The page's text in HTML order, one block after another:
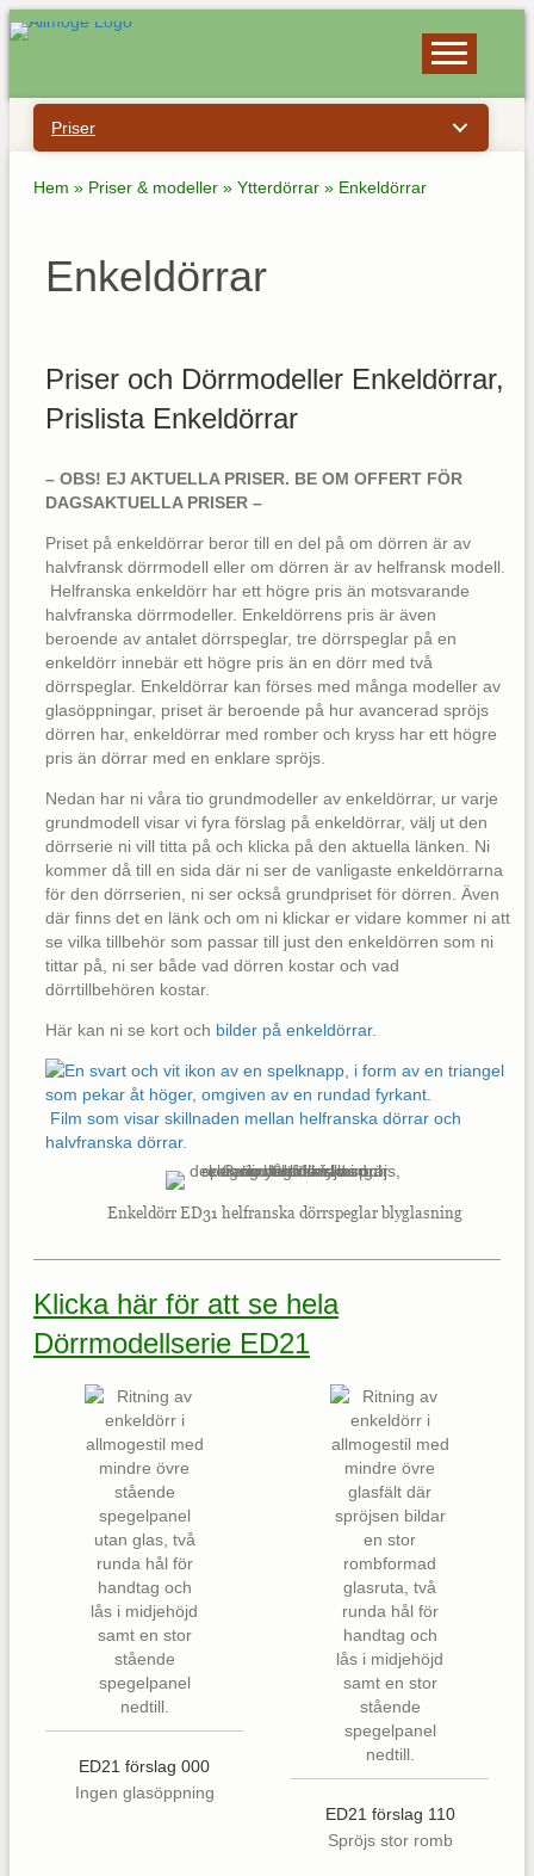
Priser
Hem » Priser & modeller » Ytterdörrar » Enkeldörrar
Enkeldörrar
Priser och Dörrmodeller Enkeldörrar,
Prislista Enkeldörrar
– OBS! EJ AKTUELLA PRISER. BE OM OFFERT FÖR
DAGSAKTUELLA PRISER –
Priset på enkeldörrar beror till en del på om dörren är av
halvfransk dörrmodell eller om dörren är av helfransk modell.
Helfranska enkeldörr har ett högre pris än motsvarande
halvfranska dörrmodeller. Enkeldörrens pris är även
beroende av antalet dörrspeglar, tre dörrspeglar på en
enkeldörr innebär ett högre pris än en dörr med två
dörrspeglar. Enkeldörrar kan förses med många modeller av
glasöppningar, priset är beroende på hur avancerad spröjs
dörren har, enkeldörrar med romber och kryss har ett högre
pris än dörrar med en enklare spröjs.
Nedan har ni våra tio grundmodeller av enkeldörrar, ur varje
grundmodell visar vi fyra förslag på enkeldörrar, välj ut den
dörrserie ni vill titta på och klicka på den aktuella länken. Ni
kommer då till en sida där ni ser de vanligaste enkeldörrarna
för den dörrserien, ni ser också grundpriset för dörren. Även
där finns det en länk och om ni klickar er vidare kommer ni att
se vilka tillbehör som passar till just den enkeldörren som ni
tittar på, ni ser både vad dörren kostar och vad
dörrtillbehören kostar.
Här kan ni se kort och bilder på enkeldörrar.
Film som visar skillnaden mellan helfranska dörrar och
halvfranska dörrar.
Enkeldörr ED31 helfranska dörrspeglar blyglasning
Klicka här för att se hela
Dörrmodellserie ED21
ED21 förslag 000
Ingen glasöppning
ED21 förslag 110
Spröjs stor romb